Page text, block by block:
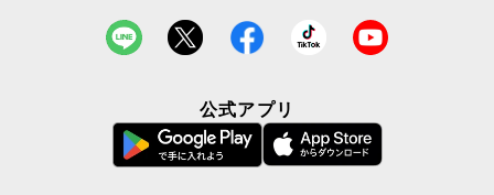
安心と信頼の「3ヶ月保証」
機能の損壊・部品の紛失など予期せぬトラブルに
も無償で対応。ご購入3ヶ月以内に不具合が発生し
3ヶ月保証
公式アプリ